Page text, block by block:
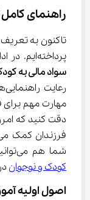
راهنمای
تاکنون به
پرداخته‌ایم. در ادامه تصمیم داریم
سواد مالی به
مهارت مهم برای
شما هم می‌توانید با استفاده از
کودک و نوجوان
اصول اولیه